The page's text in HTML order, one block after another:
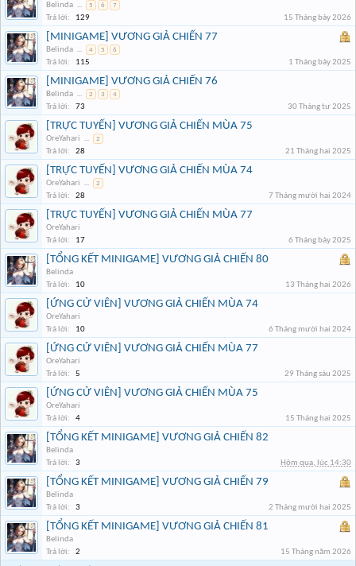
Belinda ... 5 6 7
Trả lời: 129 15 Tháng bảy 2026
[MINIGAME] VƯƠNG GIẢ CHIẾN 77
Belinda ... 4 5 6
Trả lời: 115 1 Tháng bảy 2025
[MINIGAME] VƯƠNG GIẢ CHIẾN 76
Belinda ... 2 3 4
Trả lời: 73 30 Tháng tư 2025
[TRỰC TUYẾN] VƯƠNG GIẢ CHIẾN MÙA 75
OreYahari ... 2
Trả lời: 28 21 Tháng hai 2025
[TRỰC TUYẾN] VƯƠNG GIẢ CHIẾN MÙA 74
OreYahari ... 2
Trả lời: 28 7 Tháng mười hai 2024
[TRỰC TUYẾN] VƯƠNG GIẢ CHIẾN MÙA 77
OreYahari
Trả lời:
17 6 Tháng bảy 2025
[TỔNG KẾT MINIGAME] VƯƠNG GIẢ CHIẾN 80
Belinda
Trả lời:
10 13 Tháng hai 2026
[ỨNG CỬ VIÊN] VƯƠNG GIẢ CHIẾN MÙA 74
OreYahari
Trả lời:
10 6 Tháng mười hai 2024
[ỨNG CỬ VIÊN] VƯƠNG GIẢ CHIẾN MÙA 77
OreYahari
Trả lời:
5 29 Tháng sáu 2025
[ỨNG CỬ VIÊN] VƯƠNG GIẢ CHIẾN MÙA 75
OreYahari
Trả lời:
4 15 Tháng hai 2025
[TỔNG KẾT MINIGAME] VƯƠNG GIẢ CHIẾN 82
Belinda
Trả lời:
3 Hôm qua, lúc 14:30
[TỔNG KẾT MINIGAME] VƯƠNG GIẢ CHIẾN 79
Belinda
Trả lời:
3 2 Tháng mười hai 2025
[TỔNG KẾT MINIGAME] VƯƠNG GIẢ CHIẾN 81
Belinda
Trả lời:
2
15 Tháng năm 2026